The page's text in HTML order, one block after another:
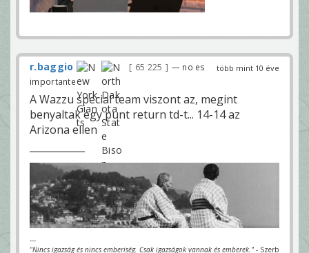
több mint 10 éve
r.baggio 65 225
— no es
importante
A Wazzu special team viszont az, megint
benyaltak egy punt return td-t... 14-14 az
Arizona ellen
---
"Nincs igazság és nincs emberiség. Csak igazságok vannak és emberek." - Szerb